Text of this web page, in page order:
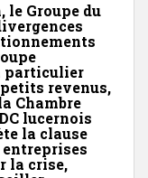
le Groupe du
particulier
revenus,
Chambre
lucernois
la clause
entreprises
la crise,